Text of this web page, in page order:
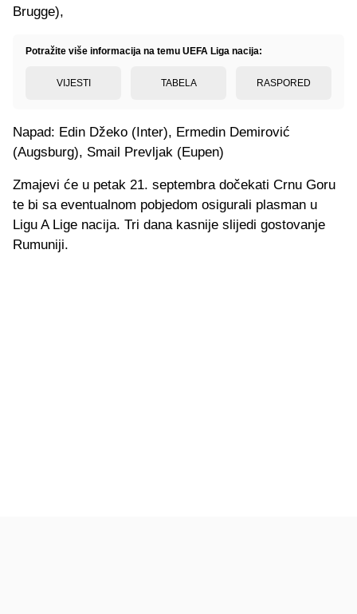
Brugge),
Potražite više informacija na temu UEFA Liga nacija:
VIJESTI TABELA RASPORED
Napad: Edin Džeko (Inter), Ermedin Demirović
(Augsburg), Smail Prevljak (Eupen)
Zmajevi će u petak 21. septembra dočekati Crnu Goru
te bi sa eventualnom pobjedom osigurali plasman u
Ligu A Lige nacija. Tri dana kasnije slijedi gostovanje
Rumuniji.